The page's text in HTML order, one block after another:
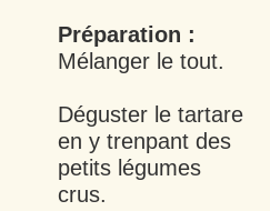
Préparation :
Mélanger le tout.
Déguster le tartare
en y trenpant des
petits légumes
crus.